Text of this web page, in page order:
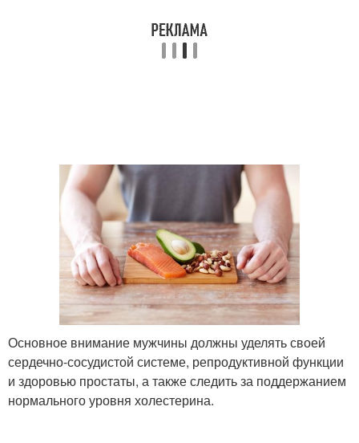
Основное внимание мужчины должны уделять своей
сердечно-сосудистой системе, репродуктивной функции
и здоровью простаты, а также следить за поддержанием
нормального уровня холестерина.